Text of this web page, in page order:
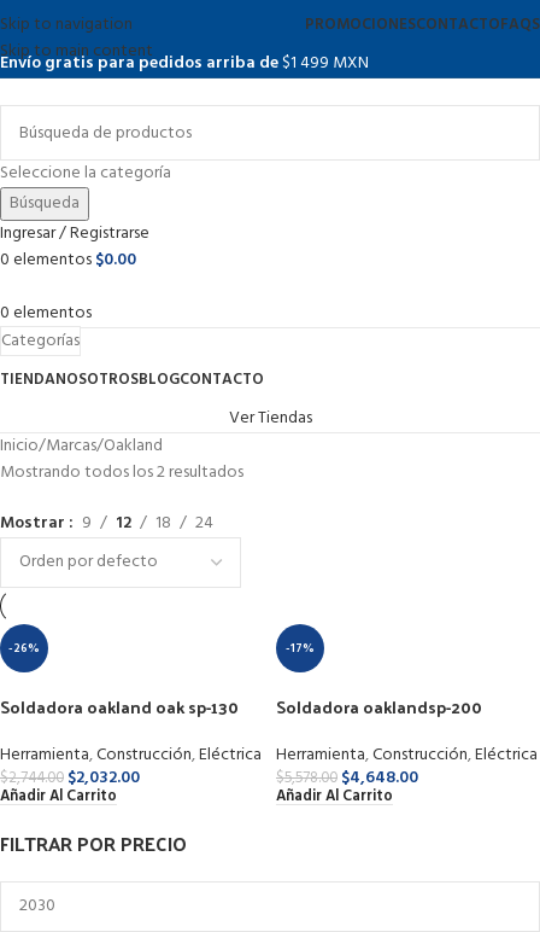
Skip to navigation
Skip to main content
PROMOCIONESCONTACTOFAQS
Envío gratis para pedidos arriba de$1 499 MXN
Seleccione la categoría
Búsqueda
Ingresar / Registrarse
0elementos$0.00
0elementos
Categorías
TIENDANOSOTROSBLOGCONTACTO
Ver Tiendas
Inicio Marcas Oakland
Mostrando todos los 2 resultados
Mostrar
9 12 18 24
-26%
Soldadora oakland oak sp-130
Herramienta,Construcción,Eléctrica
$2,744.00 $2,032.00
Añadir Al Carrito
-17%
Soldadora oaklandsp-200
Herramienta,Construcción,Eléctrica
$5,578.00 $4,648.00
Añadir Al Carrito
FILTRAR POR PRECIO